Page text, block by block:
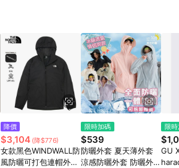
降價
$3,104 (降$776)
女款黑色WINDWALL防
風防曬可打包連帽外套
限時加碼
$539
防曬外套 夏天薄外套
涼感防曬外套 防曬外套
限
GU